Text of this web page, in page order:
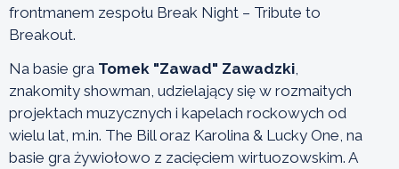
frontmanem zespołu Break Night – Tribute to
Breakout.
Na basie gra Tomek "Zawad" Zawadzki
znakomity showman, udzielający się w rozmaitych
projektach muzycznych i kapelach rockowych od
wielu lat, m.in. The Bill oraz Karolina & Lucky One, na
basie gra żywiołowo z zacięciem wirtuozowskim. A